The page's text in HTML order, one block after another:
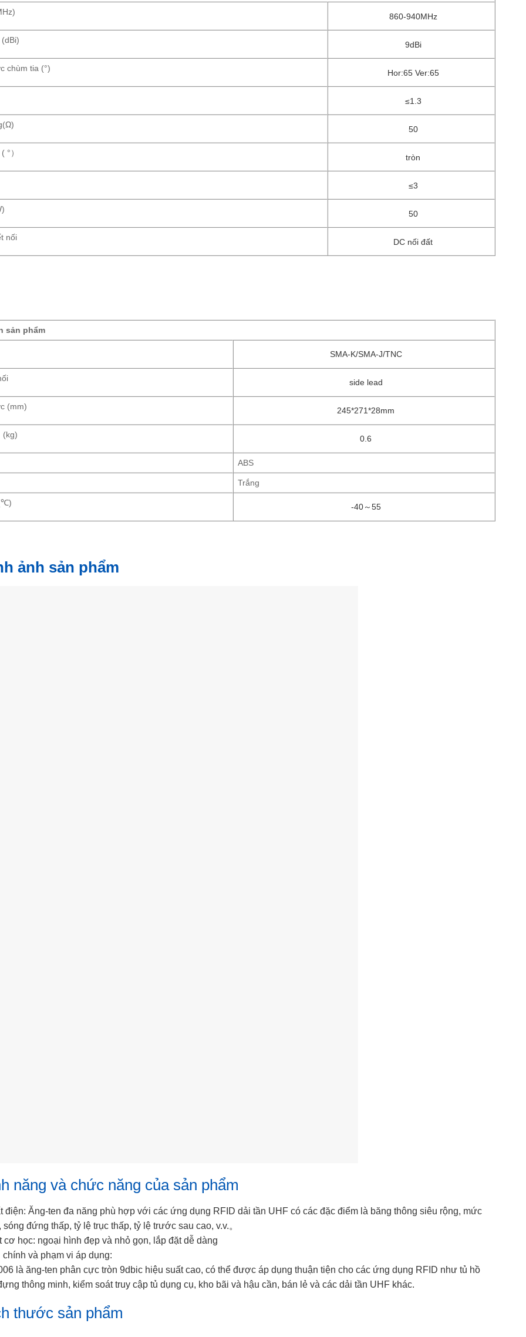
860-940MHz
9dBi
chùm tia (°) Hor:65 Ver:65
≤1.3
50
°） tròn
≤3
50
nối DC nối đất
sản phẩm
SMA-K/SMA-J/TNC
side lead
(mm) 245*271*28mm
(kg) 0.6
ABS
Trắng
-40～55
ảnh sản phẩm
năng và chức năng của sản phẩm
điện: Ăng-ten đa năng phù hợp với các ứng dụng RFID dải tần UHF có các đặc điểm là băng thông siêu rộng, mức
sóng đứng thấp, tỷ lệ trục thấp, tỷ lệ trước sau cao, v.v.。
cơ học: ngoại hình đẹp và nhỏ gọn, lắp đặt dễ dàng
chính và phạm vi áp dụng:
là ăng-ten phân cực tròn 9dbic hiệu suất cao, có thể được áp dụng thuận tiện cho các ứng dụng RFID như tủ hồ
thông minh, kiểm soát truy cập tủ dụng cụ, kho bãi và hậu cần, bán lẻ và các dải tần UHF khác.
thước sản phẩm